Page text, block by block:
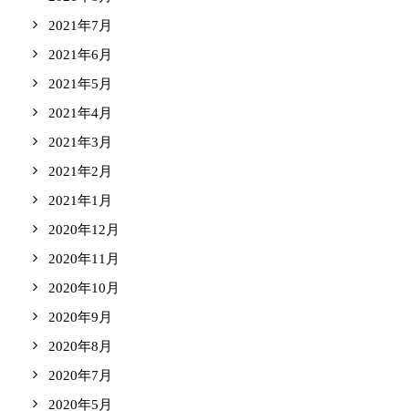
2021年7月
2021年6月
2021年5月
2021年4月
2021年3月
2021年2月
2021年1月
2020年12月
2020年11月
2020年10月
2020年9月
2020年8月
2020年7月
2020年5月